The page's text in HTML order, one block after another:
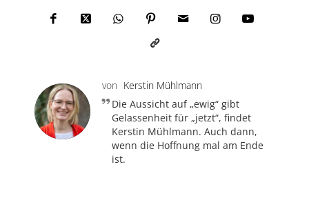
von Kerstin Mühlmann
Die Aussicht auf „ewig“ gibt
Gelassenheit für „jetzt“, findet
Kerstin Mühlmann. Auch dann,
wenn die Hoffnung mal am Ende
ist.